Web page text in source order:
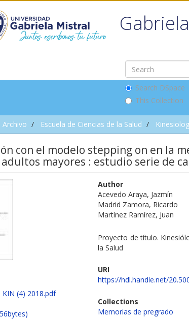
Search DSpace
This Collection
Archivo Escuela de Ciencias de la Salud
con el modelo stepping on en la
mayores : estudio serie de
KIN (4) 2018.pdf
Author
Acevedo Araya, Jazmín
Madrid Zamora, Ricardo
Martínez Ramírez, Juan
Proyecto de título.
la Salud
URI
https://hdl.handle.net/
Collections
Memorias de pregrado